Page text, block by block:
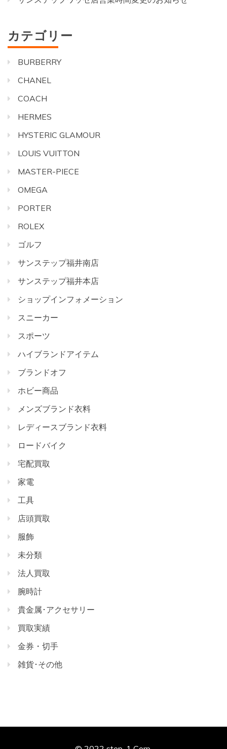
カテゴリー
BURBERRY
CHANEL
COACH
HERMES
HYSTERIC GLAMOUR
LOUIS VUITTON
MASTER-PIECE
OMEGA
PORTER
ROLEX
ゴルフ
サンステップ福井南店
サンステップ福井本店
ショップインフォメーション
スニーカー
スポーツ
ハイブランドアイテム
ブランドオフ
ホビー商品
メンズブランド衣料
レディースブランド衣料
ロードバイク
宅配買取
家電
工具
店頭買取
服飾
未分類
法人買取
腕時計
貴金属･アクセサリー
買取実績
金券・切手
雑貨･その他